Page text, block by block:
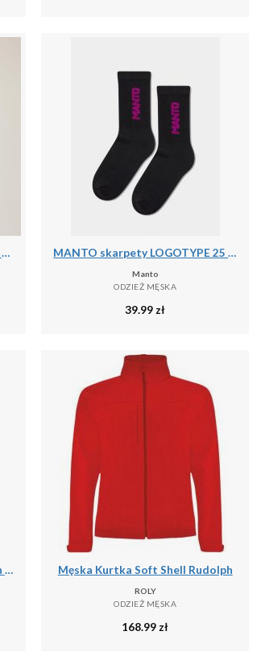
Travel Packaway męska koszula z krótkim rękawem MANTO skarpety LOGOTYPE 25 czarne
Manto
ODZIEŻ MĘSKA
39.99 zł
Skarpety Jesienne dla dorosłych LUXA Finest Męska Kurtka Soft Shell Rudolph
ROLY
ODZIEŻ MĘSKA
168.99 zł